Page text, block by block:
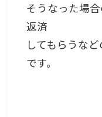
そうなった場
返済
してもらうな
です。